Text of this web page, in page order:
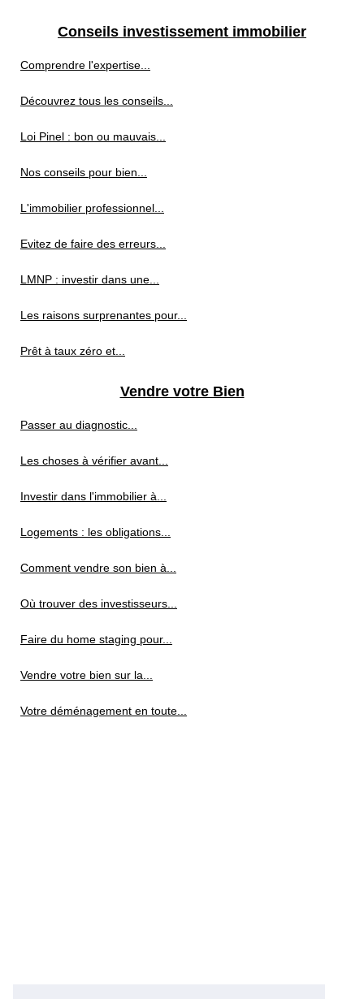
Conseils investissement immobilier
Comprendre l'expertise...
Découvrez tous les conseils...
Loi Pinel : bon ou mauvais...
Nos conseils pour bien...
L'immobilier professionnel...
Evitez de faire des erreurs...
LMNP : investir dans une...
Les raisons surprenantes pour...
Prêt à taux zéro et...
Vendre votre Bien
Passer au diagnostic...
Les choses à vérifier avant...
Investir dans l'immobilier à...
Logements : les obligations...
Comment vendre son bien à...
Où trouver des investisseurs...
Faire du home staging pour...
Vendre votre bien sur la...
Votre déménagement en toute...